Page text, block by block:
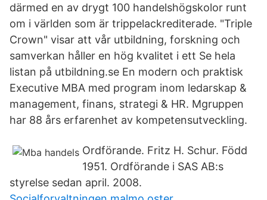
därmed en av drygt 100 handelshögskolor runt
om i världen som är trippelackrediterade. "Triple
Crown" visar att vår utbildning, forskning och
samverkan håller en hög kvalitet i ett Se hela
listan på utbildning.se En modern och praktisk
Executive MBA med program inom ledarskap &
management, finans, strategi & HR. Mgruppen
har 88 års erfarenhet av kompetensutveckling.
Ordförande. Fritz H. Schur. Född
1951. Ordförande i SAS AB:s
styrelse sedan april. 2008.